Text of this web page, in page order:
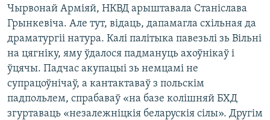
Чырвонай Арміяй, НКВД арыштавала Станіслава
Грынкевіча. Але тут, відаць, дапамагла схільная да
драматургіі натура. Калі палітыка павезьлі зь Вільні
на цягніку, яму ўдалося падмануць ахоўнікаў і
ўцячы. Падчас акупацыі зь немцамі не
супрацоўнічаў, а кантактаваў з польскім
падпольлем, спрабаваў «на базе колішняй БХД
згуртаваць «незалежніцкія беларускія сілы». Другім